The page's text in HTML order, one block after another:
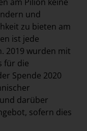
und
zu bieten am
ist jede
2019 wurden mit
für die
Spende 2020
darüber
sofern dies